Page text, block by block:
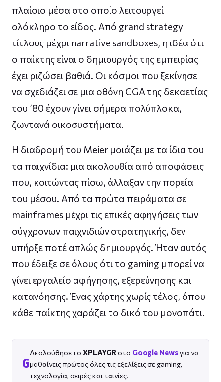
πλαίσιο μέσα στο οποίο λειτουργεί
ολόκληρο το είδος. Από grand strategy
τίτλους μέχρι narrative sandboxes, η ιδέα ότι
ο παίκτης είναι ο δημιουργός της εμπειρίας
έχει ριζώσει βαθιά. Οι κόσμοι που ξεκίνησε
να σχεδιάζει σε μια οθόνη CGA της δεκαετίας
του ’80 έχουν γίνει σήμερα πολύπλοκα,
ζωντανά οικοσυστήματα.
Η διαδρομή του Meier μοιάζει με τα ίδια του
τα παιχνίδια: μια ακολουθία από αποφάσεις
που, κοιτώντας πίσω, άλλαξαν την πορεία
του μέσου. Από τα πρώτα πειράματα σε
mainframes μέχρι τις επικές αφηγήσεις των
σύγχρονων παιχνιδιών στρατηγικής, δεν
υπήρξε ποτέ απλώς δημιουργός. Ήταν αυτός
που έδειξε σε όλους ότι το gaming μπορεί να
γίνει εργαλείο αφήγησης, εξερεύνησης και
κατανόησης. Ένας χάρτης χωρίς τέλος, όπου
κάθε παίκτης χαράζει το δικό του μονοπάτι.
G
Ακολούθησε το XPLAYGR στο Google Newsγια να
μαθαίνεις πρώτος όλες τις εξελίξεις σε gaming,
τεχνολογία, σειρές και ταινίες.